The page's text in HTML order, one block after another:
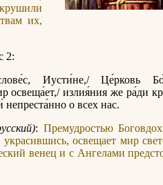
их,
2:
Иусти́не,/ Це́рковь
освеща́ет,/ излия́ния же ра́ди
о всех нас.
: Премудростью
освещает мир
венец и с Ангелами